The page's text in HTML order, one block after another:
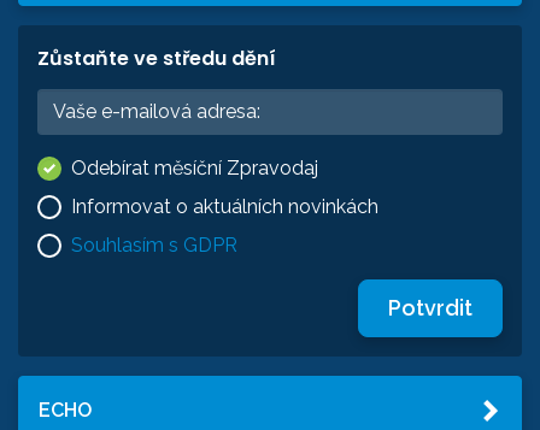
Zůstaňte ve středu dění
Odebírat měsíční Zpravodaj
Informovat o aktuálních novinkách
Souhlasím s GDPR
Potvrdit
ECHO